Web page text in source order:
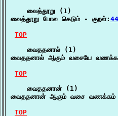
    வைத்தூறு (1)
வைத்தூறு போல கெடும் - குறள்:
TOP
    வைததனால் (1)
வைததனால் ஆகும் வசையே
TOP
    வைததனான் (1)
வைததனான் ஆகும் வசை வணக்கம்
TOP